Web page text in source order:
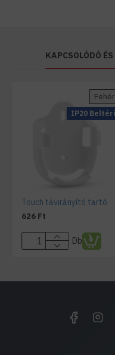
KAPCSOLÓDÓ
IP20 Beltéri
Fehér
Touch távirányító tartó
626 Ft
Db